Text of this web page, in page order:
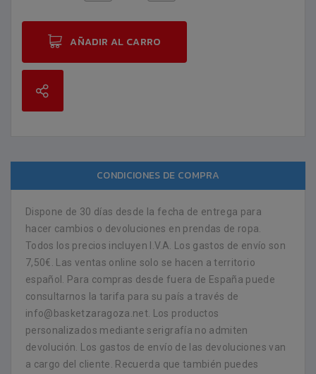
AÑADIR AL CARRO
CONDICIONES DE COMPRA
Dispone de 30 días desde la fecha de entrega para
hacer cambios o devoluciones en prendas de ropa.
Todos los precios incluyen I.V.A. Los gastos de envío son
7,50€. Las ventas online solo se hacen a territorio
español. Para compras desde fuera de España puede
consultarnos la tarifa para su país a través de
info@basketzaragoza.net. Los productos
personalizados mediante serigrafía no admiten
devolución. Los gastos de envío de las devoluciones van
a cargo del cliente. Recuerda que también puedes